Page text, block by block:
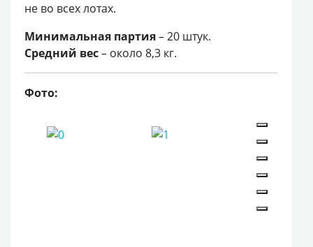
не во всех лотах.
Минимальная партия– 20 штук.
Средний вес– около 8,3 кг.
Фото: